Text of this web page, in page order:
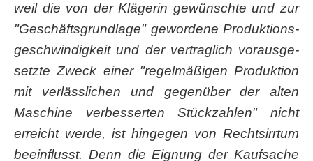
weil die von der Klä­ge­rin gewünsch­te und zur
"Geschäfts­grund­la­ge" gewor­de­ne Pro­duk­ti­ons­
ge­schwin­dig­keit und der ver­trag­lich vor­aus­ge­
setz­te Zweck einer "regel­mä­ßi­gen Pro­duk­ti­on
mit ver­läss­li­chen und gegen­über der alten
Maschi­ne ver­bes­ser­ten Stück­zah­len" nicht
erreicht wer­de, ist hin­ge­gen von Rechts­irr­tum
beein­flusst. Denn die Eig­nung der Kauf­sa­che